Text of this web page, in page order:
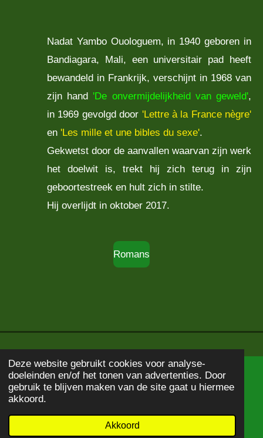
Deze website gebruikt cookies voor analyse-
doeleinden en/of het tonen van advertenties. Door
gebruik te blijven maken van de site gaat u hiermee
akkoord.
Akkoord
Nadat Yambo Ouologuem, in 1940 geboren in
Bandiagara, Mali, een universitair pad heeft
bewandeld in Frankrijk, verschijnt in 1968 van
zijn hand 'De onvermijdelijkheid van geweld',
in 1969 gevolgd door 'Lettre à la France nègre'
en 'Les mille et une bibles du sexe'.
Gekwetst door de aanvallen waarvan zijn werk
het doelwit is, trekt hij zich terug in zijn
geboortestreek en hult zich in stilte.
Hij overlijdt in oktober 2017.
Romans
© 2020 - 2026Boekbeschrijving
Powered byJouwWeb